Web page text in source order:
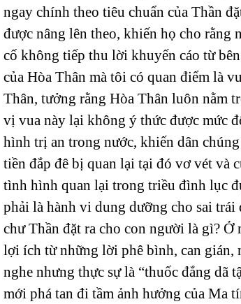
ngay chính theo tiêu chuẩn của Thần
được nâng lên theo, khiến họ cho rằng
cố không tiếp thu lời khuyến cáo từ
của Hòa Thân mà tôi có quan điểm là
Thân, tưởng rằng Hòa Thân luôn nằm
vị vua này lại không ý thức được mức
hình trị an trong nước, khiến dân
tiền đắp đê bị quan lại tại đó vơ vét và
tình hình quan lại trong triều đình lục
phải là hành vi dung dưỡng cho sai
chư Thần đặt ra cho con người là gì?
lợi ích từ những lời phê bình, can
nghe nhưng thực sự là “thuốc đắng
mới phá tan đi tầm ảnh hưởng của Ma